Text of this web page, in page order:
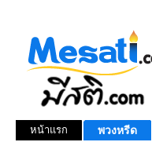
หน้าแรก พวงหรีด